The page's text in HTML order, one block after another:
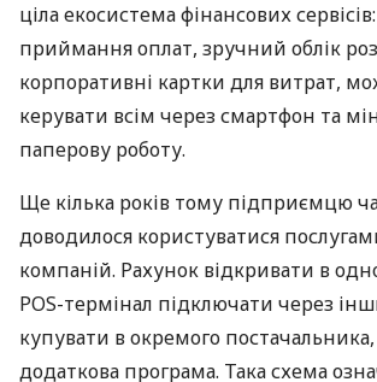
ціла екосистема фінансових
приймання оплат, зручний облік
корпоративні картки для витрат,
керувати всім через смартфон та
паперову роботу.
Ще кілька років тому підприємцю
доводилося користуватися
компаній. Рахунок відкривати в
POS-термінал підключати через
купувати в окремого
додаткова програма. Така схема